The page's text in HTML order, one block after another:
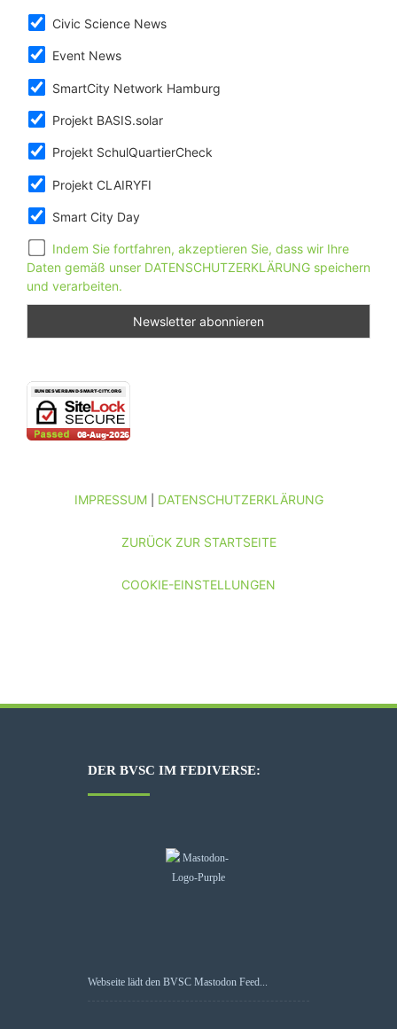
Civic Science News
Event News
SmartCity Network Hamburg
Projekt BASIS.solar
Projekt SchulQuartierCheck
Projekt CLAIRYFI
Smart City Day
Indem Sie fortfahren, akzeptieren Sie, dass wir Ihre
Daten gemäß unser DATENSCHUTZERKLÄRUNG speichern
und verarbeiten.
IMPRESSUM| DATENSCHUTZERKLÄRUNG
ZURÜCK ZUR STARTSEITE
COOKIE-EINSTELLUNGEN
DER BVSC IM FEDIVERSE:
Webseite lädt den BVSC Mastodon Feed...